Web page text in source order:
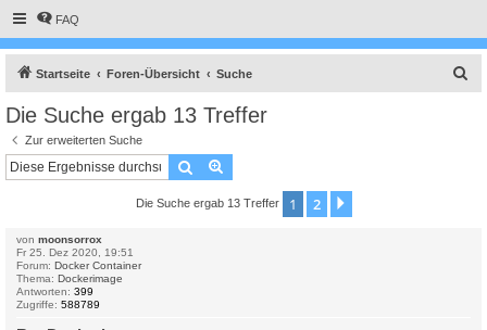
FAQ
Startseite Foren-Übersicht Suche
Die Suche ergab 13 Treffer
Zur erweiterten Suche
Suche
Die Suche ergab 13 Treffer 1 2
von moonsorrox
Fr 25. Dez 2020, 19:51
Forum: Docker Container
Thema: Dockerimage
Antworten: 399
Zugriffe: 588789